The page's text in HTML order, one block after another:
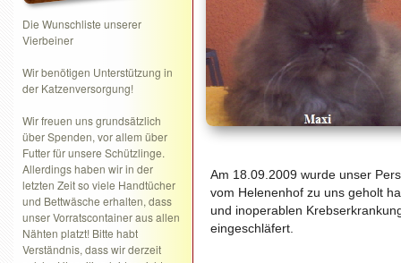
Die Wunschliste unserer
Vierbeiner
Wir benötigen Unterstützung in
der Katzenversorgung!
Wir freuen uns grundsätzlich
über Spenden, vor allem über
Futter für unsere Schützlinge.
Allerdings haben wir in der
letzten Zeit so viele Handtücher
und Bettwäsche erhalten, dass
unser Vorratscontainer aus allen
Nähten platzt! Bitte habt
Verständnis, dass wir derzeit
Am 18.09.2009 wurde unser
vom Helenenhof zu uns geholt
und inoperablen
eingeschläfert.